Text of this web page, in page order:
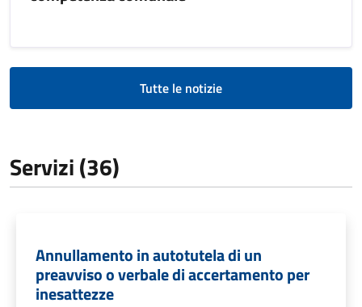
Tutte le notizie
Servizi (36)
Annullamento in autotutela di un
preavviso o verbale di accertamento per
inesattezze